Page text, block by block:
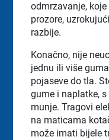
odmrzavanje,
prozore,
razbije.
Konačno, nije
jednu ili više
pojaseve do tla.
gume i naplatke,
munje. Tragovi
na maticama
može imati bijele